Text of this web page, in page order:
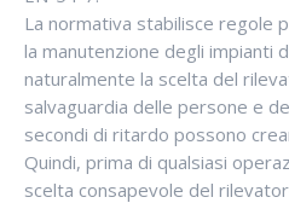
La normativa stabilisce regole
la manutenzione degli impianti
naturalmente la scelta del
salvaguardia delle persone e
secondi di ritardo possono
Quindi, prima di qualsiasi
scelta consapevole del